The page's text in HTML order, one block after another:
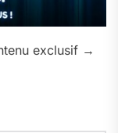
exclusif →